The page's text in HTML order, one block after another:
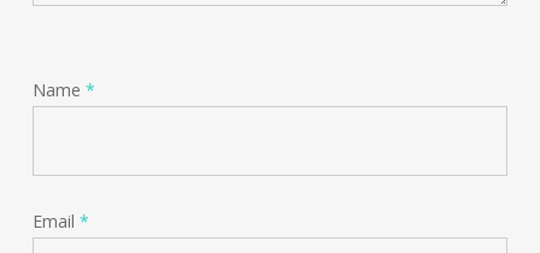
Name *
Email *